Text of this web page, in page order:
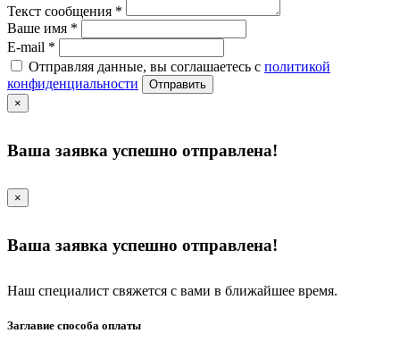
Текст сообщения *
Ваше имя *
E-mail *
Отправляя данные, вы соглашаетесь с политикой
конфиденциальности
Отправить
×
Ваша заявка успешно отправлена!
×
Ваша заявка успешно отправлена!
Наш специалист свяжется с вами в ближайшее время.
Заглавие способа оплаты